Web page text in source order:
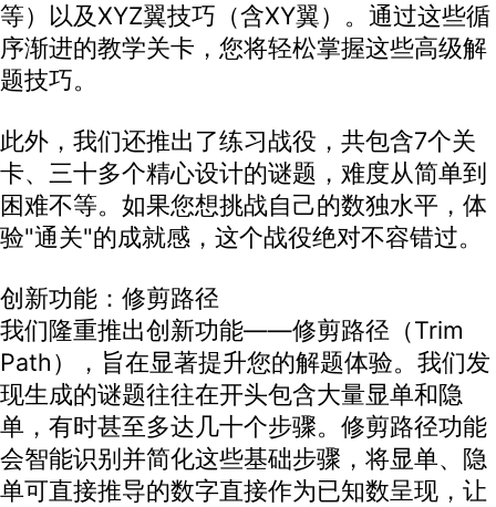
等）以及XYZ翼技巧（含XY翼）。通过这些循
序渐进的教学关卡，您将轻松掌握这些高级解
题技巧。
此外，我们还推出了练习战役，共包含7个关
卡、三十多个精心设计的谜题，难度从简单到
困难不等。如果您想挑战自己的数独水平，体
验"通关"的成就感，这个战役绝对不容错过。
创新功能：修剪路径
我们隆重推出创新功能——修剪路径（Trim
Path），旨在显著提升您的解题体验。我们发
现生成的谜题往往在开头包含大量显单和隐
单，有时甚至多达几十个步骤。修剪路径功能
会智能识别并简化这些基础步骤，将显单、隐
单可直接推导的数字直接作为已知数呈现，让